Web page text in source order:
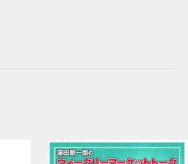
せると表示されます。
ます。